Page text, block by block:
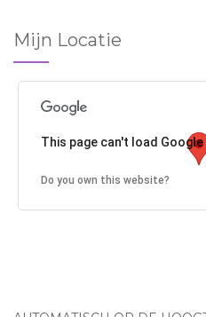
Mijn Locatie
This page can't load
Do you own this website?